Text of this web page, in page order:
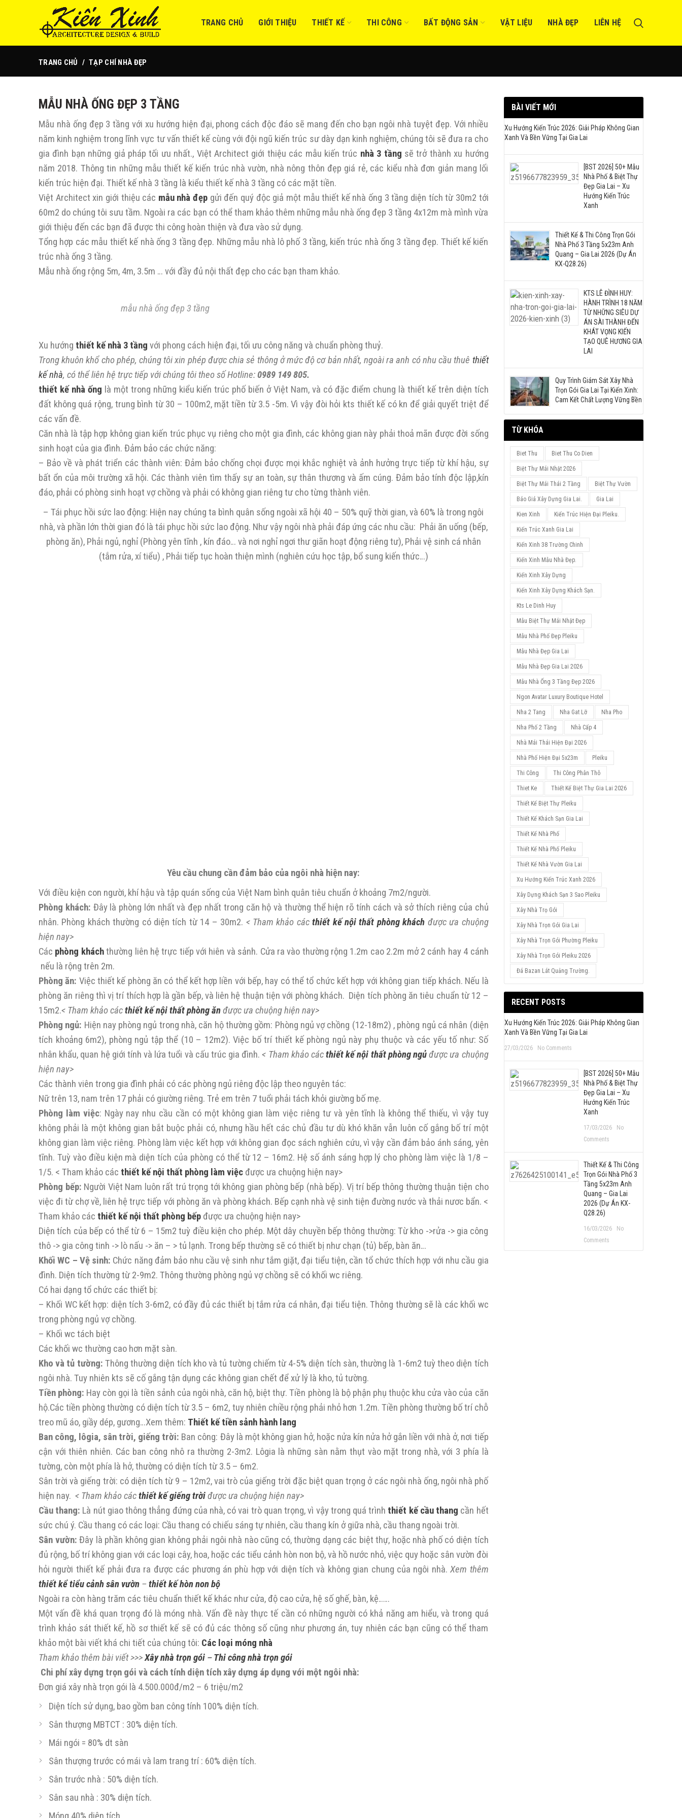
TRANG CHỦ GIỚI THIỆU THIẾT KẾ THI CÔNG BẤT ĐỘNG SẢN VẬT LIỆU NHÀ ĐẸP LIÊN HỆ
TRANG CHỦ TẠP CHÍ NHÀ ĐẸP
MẪU NHÀ ỐNG ĐẸP 3 TẦNG
Mẫu nhà ống đẹp 3 tầng với xu hướng hiện đại, phong cách độc đáo sẽ mang đến cho bạn ngôi nhà tuyệt đẹp. Với nhiều
năm kinh nghiệm trong lĩnh vực tư vấn thiết kế cùng với đội ngũ kiến trúc sư dày dạn kinh nghiệm, chúng tôi sẽ đưa ra cho
gia đình bạn những giả pháp tối ưu nhất., Việt Architect giới thiệu các mẫu kiến trúc nhà 3 tầng sẽ trở thành xu hướng
năm 2018. Thông tin những mẫu thiết kế kiến trúc nhà vườn, nhà nông thôn đẹp giá rẻ, các kiểu nhà đơn giản mang lối
kiến trúc hiện đại. Thiết kế nhà 3 tầng là kiểu thiết kế nhà 3 tầng có các mặt tiền.
Việt Architect xin giới thiệu các mẫu nhà đẹp gửi đến quý độc giả một mẫu thiết kế nhà ống 3 tầng diện tích từ 30m2 tới
60m2 do chúng tôi sưu tầm. Ngoài ra các bạn có thể tham khảo thêm những mẫu nhà ống đẹp 3 tầng 4x12m mà mình vừa
giới thiệu đến các bạn đã được thi công hoàn thiện và đưa vào sử dụng.
Tổng hợp các mẫu thiết kế nhà ống 3 tầng đẹp. Những mẫu nhà lô phố 3 tầng, kiến trúc nhà ống 3 tầng đẹp. Thiết kế kiến
trúc nhà ống 3 tầng.
Mẫu nhà ống rộng 5m, 4m, 3.5m … với đầy đủ nội thất đẹp cho các bạn tham khảo.
mẫu nhà ống đẹp 3 tầng
Xu hướng thiết kế nhà 3 tầng với phong cách hiện đại, tối ưu công năng và chuẩn phòng thuỷ.
Trong khuôn khổ cho phép, chúng tôi xin phép được chia sẻ thông ở mức độ cơ bản nhất, ngoài ra anh có nhu cầu thuê thiết
kế nhà, có thể liên hệ trực tiếp với chúng tôi theo số Hotline:0989 149 805.
thiết kế nhà ống là một trong những kiểu kiến trúc phố biến ở Việt Nam, và có đặc điểm chung là thiết kế trên diện tích
đất không quá rộng, trung bình từ 30 – 100m2, mặt tiền từ 3.5 -5m. Vì vậy đòi hỏi kts thiết kế có kn để giải quyết triệt để
các vấn đề.
Căn nhà là tập hợp không gian kiến trúc phục vụ riêng cho một gia đình, các không gian này phải thoả mãn được đời sống
sinh hoạt của gia đình. Đảm bảo các chức năng:
– Bảo về và phát triển các thành viên: Đảm bảo chống chọi được mọi khắc nghiệt và ảnh hưởng trực tiếp từ khí hậu, sự
bất ổn của môi trường xã hội. Các thành viên tìm thấy sự an toàn, sự thân thương và ấm cúng. Đảm bảo tính độc lập,kín
đáo, phải có phòng sinh hoạt vợ chồng và phải có không gian riêng tư cho từng thành viên.
– Tái phục hồi sức lao động: Hiện nay chúng ta bình quân sống ngoài xã hội 40 – 50% quỹ thời gian, và 60% là trong ngôi
nhà, và phần lớn thời gian đó là tái phục hồi sức lao động. Như vậy ngôi nhà phải đáp ứng các nhu cầu: Phải ăn uống (bếp,
phòng ăn), Phải ngủ, nghỉ (Phòng yên tĩnh , kín đáo… và nơi nghỉ ngơi thư giãn hoạt động riêng tư), Phải vệ sinh cá nhân
(tắm rửa, xí tiểu) , Phải tiếp tục hoàn thiện mình (nghiên cứu học tập, bổ sung kiến thức…)
Yêu cầu chung cần đảm bảo của ngôi nhà hiện nay:
Với điều kiện con người, khí hậu và tập quán sống của Việt Nam bình quân tiêu chuẩn ở khoảng 7m2/người.
Phòng khách: Đây là phòng lớn nhất và đẹp nhất trong căn hộ và thường thể hiện rõ tính cách và sở thích riêng của chủ
nhân. Phòng khách thường có diện tích từ 14 – 30m2. < Tham khảo cácthiết kế nội thất phòng khách được ưa chuộng
hiện nay>
Các phòng kháchthường liên hệ trực tiếp với hiên và sảnh. Cửa ra vào thường rộng 1.2m cao 2.2m mở 2 cánh hay 4 cánh
nếu là rộng trên 2m.
Phòng ăn: Việc thiết kế phòng ăn có thể kết hợp liền với bếp, hay có thể tổ chức kết hợp với không gian tiếp khách. Nếu là
phòng ăn riêng thì vị trí thích hợp là gần bếp, và liên hệ thuận tiện với phòng khách. Diện tích phòng ăn tiêu chuẩn từ 12 –
15m2.< Tham khảo cácthiết kế nội thất phòng ănđược ưa chuộng hiện nay>
Phòng ngủ: Hiện nay phòng ngủ trong nhà, căn hộ thường gồm: Phòng ngủ vợ chồng (12-18m2) , phòng ngủ cá nhân (diện
tích khoảng 6m2), phòng ngủ tập thể (10 – 12m2). Việc bố trí thiết kế phòng ngủ này phụ thuộc và các yếu tố như: Số
nhân khẩu, quan hệ giới tính và lứa tuổi và cấu trúc gia đình. < Tham khảo cácthiết kế nội thất phòng ngủđược ưa chuộng
hiện nay>
Các thành viên trong gia đình phải có các phòng ngủ riêng độc lập theo nguyên tác:
Nữ trên 13, nam trên 17 phải có giường riêng. Trẻ em trên 7 tuổi phải tách khỏi giường bố mẹ.
Phòng làm việc: Ngày nay nhu cầu cần có một không gian làm việc riêng tư và yên tĩnh là không thể thiếu, vì vậy tuy
không phải là một không gian bắt buộc phải có, nhưng hầu hết các chủ đầu tư dù khó khăn vẫn luôn cố gắng bố trí một
không gian làm việc riêng. Phòng làm việc kết hợp với không gian đọc sách nghiên cứu, vì vậy cần đảm bảo ánh sáng, yên
tĩnh. Tuỳ vào điều kiện mà diện tích của phòng có thể từ 12 – 16m2. Hệ số ánh sáng hợp lý cho phòng làm việc là 1/8 –
1/5. < Tham khảo các thiết kế nội thất phòng làm việc được ưa chuộng hiện nay>
Phòng bếp: Người Việt Nam luôn rất trú trọng tới không gian phòng bếp (nhà bếp). Vị trí bếp thông thường thuận tiện cho
việc đi từ chợ về, liên hệ trực tiếp với phòng ăn và phòng khách. Bếp cạnh nhà vệ sinh tiện đường nước và thải nươc bẩn. <
Tham khảo các thiết kế nội thất phòng bếp được ưa chuộng hiện nay>
Diện tích của bếp có thể từ 6 – 15m2 tuỳ điều kiện cho phép. Một dây chuyền bếp thông thường: Từ kho ->rửa -> gia công
thô -> gia công tinh -> lò nấu -> ăn – > tủ lạnh. Trong bếp thường sẽ có thiết bị như chạn (tủ) bếp, bàn ăn…
Khối WC – Vệ sinh: Chức năng đảm bảo nhu cầu vệ sinh như tắm giặt, đại tiểu tiện, cần tổ chức thích hợp với nhu cầu gia
đình. Diện tích thường từ 2-9m2. Thông thường phòng ngủ vợ chồng sẽ có khối wc riêng.
Có hai dạng tổ chức các thiết bị:
– Khối WC kết hợp: diện tích 3-6m2, có đầy đủ các thiết bị tắm rửa cá nhân, đại tiểu tiện. Thông thường sẽ là các khối wc
trong phòng ngủ vợ chồng.
– Khối wc tách biệt
Các khối wc thường cao hơn mặt sàn.
Kho và tủ tường: Thông thường diện tích kho và tủ tường chiếm từ 4-5% diện tích sàn, thường là 1-6m2 tuỳ theo diện tích
ngôi nhà. Tuy nhiên kts sẽ cố gắng tận dụng các không gian chết để xử lý là kho, tủ tường.
Tiền phòng: Hay còn gọi là tiền sảnh của ngôi nhà, căn hộ, biệt thự. Tiền phòng là bộ phận phụ thuộc khu cửa vào của căn
hộ.Các tiền phòng thường có diện tích từ 3.5 – 6m2, tuy nhiên chiều rộng phải nhỏ hơn 1.2m. Tiền phòng thường bố trí chỗ
treo mũ áo, giầy dép, gương…Xem thêm: Thiết kế tiền sảnh hành lang
Ban công, lôgia, sân trời, giếng trời: Ban công: Đây là một không gian hở, hoặc nửa kín nửa hở gắn liền với nhà ở, nơi tiếp
cận với thiên nhiên. Các ban công nhô ra thường 2-3m2. Lôgia là những sàn nằm thụt vào mặt trong nhà, với 3 phía là
tường, còn một phía là hở, thường có diện tích từ 3.5 – 6m2.
Sân trời và giếng trời: có diện tích từ 9 – 12m2, vai trò của giếng trời đặc biệt quan trọng ở các ngôi nhà ống, ngôi nhà phố
hiện nay. < Tham khảo cácthiết kế giếng trờiđược ưa chuộng hiện nay>
Cầu thang: Là nút giao thông thẳng đứng của nhà, có vai trò quan trọng, vì vậy trong quá trìnhthiết kế cầu thang cần hết
sức chú ý. Cầu thang có các loại: Cầu thang có chiếu sáng tự nhiên, cầu thang kín ở giữa nhà, cầu thang ngoài trời.
Sân vườn:Đây là phần không gian không phải ngôi nhà nào cũng có, thường dạng các biệt thự, hoặc nhà phố có diện tích
đủ rộng, bố trí không gian với các loại cây, hoa, hoặc các tiểu cảnh hòn non bộ, và hồ nước nhỏ, việc quy hoặc sân vườn đòi
hỏi người thiết kế phải đưa ra được các phương án phù hợp với diện tích và không gian chung của ngôi nhà.Xem thêm
thiết kể tiểu cảnh sân vườn – thiết kế hòn non bộ
Ngoài ra còn hàng trăm các tiêu chuẩn thiết kế khác như cửa, độ cao cửa, hệ số ghế, bàn, kệ……
Một vấn đề khá quan trọng đó là móng nhà. Vấn đề này thực tế cần có những người có khả năng am hiểu, và trong quá
trình khảo sát thiết kế, hồ sơ thiết kế sẽ có đủ các thông số cũng như phương án, tuy nhiên các bạn cũng có thể tham
khảo một bài viết khá chi tiết của chúng tôi: Các loại móng nhà
Tham khảo thêm bài viết >>>Xây nhà trọn gói –Thi công nhà trọn gói
Chi phí xây dựng trọn gói và cách tính diện tích xây dựng áp dụng với một ngôi nhà:
Đơn giá xây nhà trọn gói là 4.500.000đ/m2 – 6 triệu/m2
Diện tích sử dụng, bao gồm ban công tính 100% diện tích.
Sân thượng MBTCT : 30% diện tích.
Mái ngói = 80% dt sàn
Sân thượng trước có mái và lam trang trí : 60% diện tích.
Sân trước nhà : 50% diện tích.
Sân sau nhà : 30% diện tích.
BÀI VIẾT MỚI
Xu Hướng Kiến Trúc 2026: Giải Pháp Không Gian
Xanh Và Bền Vững Tại Gia Lai
[BST 2026] 50+ Mẫu
Nhà Phố & Biệt Thự
Đẹp Gia Lai – Xu
Hướng Kiến Trúc
Xanh
Thiết Kế & Thi Công Trọn Gói
Nhà Phố 3 Tầng 5x23m Anh
Quang – Gia Lai 2026 (Dự Án
KX-Q28.26)
KTS LÊ ĐÌNH HUY:
HÀNH TRÌNH 18 NĂM
TỪ NHỮNG SIÊU DỰ
ÁN SÀI THÀNH ĐẾN
KHÁT VỌNG KIẾN
TẠO QUÊ HƯƠNG GIA
LAI
Quy Trình Giám Sát Xây Nhà
Trọn Gói Gia Lai Tại Kiến Xinh:
Cam Kết Chất Lượng Vững Bền
TỪ KHÓA
Biet Thu Biet Thu Co Dien
Biệt Thự Mái Nhật 2026
Biệt Thự Mái Thái 2 Tầng Biệt Thự Vườn
Báo Giá Xây Dựng Gia Lai. Gia Lai
Kien Xinh Kiến Trúc Hiện Đại Pleiku.
Kiến Trúc Xanh Gia Lai
Kiến Xinh 38 Trường Chinh
Kiến Xinh Mẫu Nhà Đẹp.
Kiến Xinh Xây Dựng
Kiến Xinh Xây Dựng Khách Sạn.
Kts Le Dinh Huy
Mẫu Biệt Thự Mái Nhật Đẹp
Mẫu Nhà Phố Đẹp Pleiku
Mẫu Nhà Đẹp Gia Lai
Mẫu Nhà Đẹp Gia Lai 2026
Mẫu Nhà Ống 3 Tầng Đẹp 2026
Ngon Avatar Luxury Boutique Hotel
Nha 2 Tang Nha Gat Lỡ Nha Pho
Nha Phố 2 Tầng Nhà Cấp 4
Nhà Mái Thái Hiện Đại 2026
Nhà Phố Hiện Đại 5x23m Pleiku
Thi Công Thi Công Phân Thô
Thiet Ke Thiết Kế Biệt Thự Gia Lai 2026
Thiết Kế Biệt Thự Pleiku
Thiết Kế Khách Sạn Gia Lai
Thiết Kế Nhà Phố
Thiết Kế Nhà Phố Pleiku
Thiết Kế Nhà Vườn Gia Lai
Xu Hướng Kiến Trúc Xanh 2026
Xây Dựng Khách Sạn 3 Sao Pleiku
Xây Nhà Trọ Gói
Xây Nhà Trọn Gói Gia Lai
Xây Nhà Trọn Gói Phường Pleiku
Xây Nhà Trọn Gói Pleiku 2026
Đá Bazan Lát Quảng Trường.
RECENT POSTS
Xu Hướng Kiến Trúc 2026: Giải Pháp Không Gian
Xanh Và Bền Vững Tại Gia Lai
27/03/2026 No Comments
[BST 2026] 50+ Mẫu
Nhà Phố & Biệt Thự
Đẹp Gia Lai – Xu
Hướng Kiến Trúc
Xanh
17/03/2026
No
Comments
Thiết Kế & Thi Công
Trọn Gói Nhà Phố 3
Tầng 5x23m Anh
Quang – Gia Lai
2026 (Dự Án KX-
Q28.26)
16/03/2026
No
Comments